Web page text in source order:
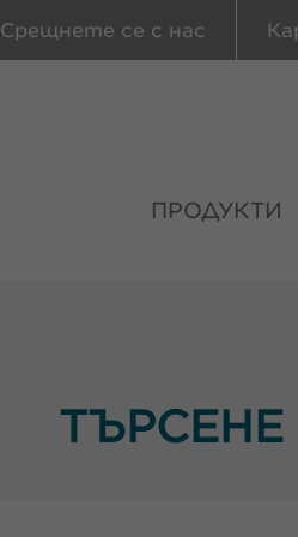
Срещнете се с нас
ПРОДУКТИ
ТЪРСЕНЕ